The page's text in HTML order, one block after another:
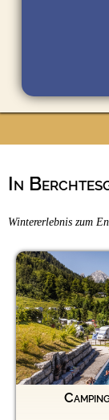
In
Wintererlebnis zum